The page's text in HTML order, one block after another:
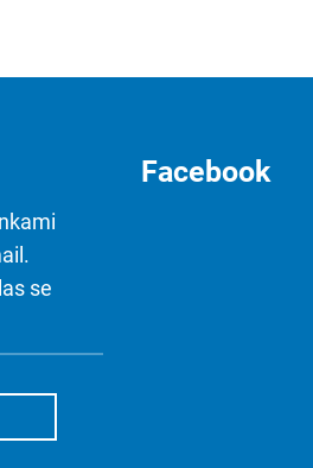
se
Facebook